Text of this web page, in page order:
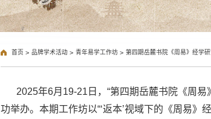
首页 > 品牌学术活动 > 青年易学工作坊 > 第四期岳麓书院《周易》经学
2025年6月19-21日，“第四期岳麓书院《周
功举办。本期工作坊以“‘返本’视域下的《周易